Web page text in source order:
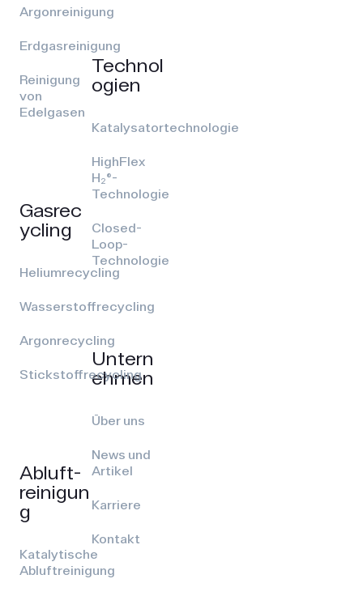
Argonreinigung
Erdgasreinigung
Reinigung
von
Edelgasen
Gasrec
ycling
Heliumrecycling
Wasserstoffrecycling
Argonrecycling
Stickstoffrecycling
Abluft­
reinigun
g
Katalytische
Abluftreinigung
Technol
ogien
Katalysatortechnologie
HighFlex
H₂®-
Technologie
Closed-
Loop-
Technologie
Untern
ehmen
Über uns
News und
Artikel
Karriere
Kontakt